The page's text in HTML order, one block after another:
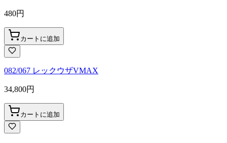
480円
カートに追加
082/067 レックウザVMAX
34,800円
カートに追加